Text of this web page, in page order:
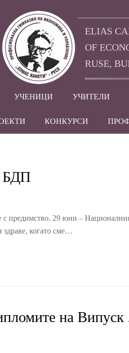
ELIAS
OF
RUSE,
УЧЕНИЦИ УЧИТЕЛИ
КОНКУРСИ
БДП
предимство. 29 юни –
здраве, когато сме…
на Випуск